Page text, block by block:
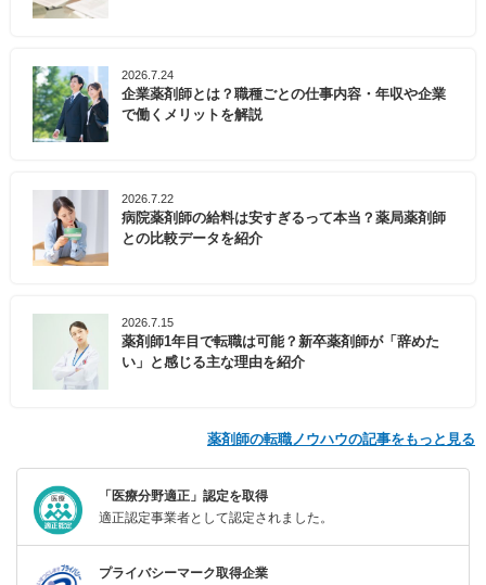
2026.7.24
企業薬剤師とは？職種ごとの仕事内容・年収や企業
で働くメリットを解説
2026.7.22
病院薬剤師の給料は安すぎるって本当？薬局薬剤師
との比較データを紹介
2026.7.15
薬剤師1年目で転職は可能？新卒薬剤師が「辞めた
い」と感じる主な理由を紹介
薬剤師の転職ノウハウの記事をもっと見る
「医療分野適正」認定を取得
適正認定事業者として認定されました。
プライバシーマーク取得企業